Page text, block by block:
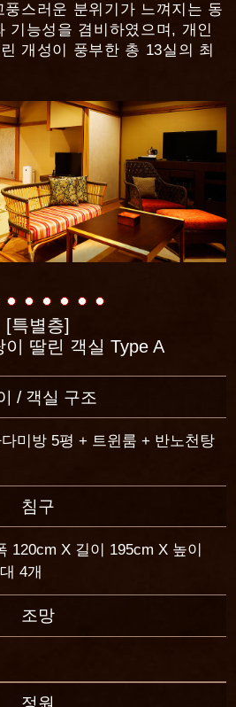
스러운 분위기가 느껴지는 동
기능성을 겸비하였으며, 개인
개성이 풍부한 총 13실의 최
[특별층]
이 딸린 객실 Type A
/ 객실 구조
미방 5평 + 트윈룸 + 반노천탕
침구
120cm X 길이 195cm X 높이
4개
조망
정원
/ 객실 구조
미방 3.8평 + 트윈룸+ 반노천
침구
120cm X 길이 195cm X 높이
2개
조망
정원
/ 객실 구조
스파 거실 + 노천탕 + 목재 테라
침구
120cm X 길이 195cm X 높이
조망
정원
/ 객실 구조
미방 4평 + 트윈룸 + 노천탕
침구
120cm X 길이 195cm X 높이
4개
조망
정원
/ 객실 구조
다다미방 5평 + 트윈룸 + 노천
침구
120cm X 길이 195cm X 높이
4개
조망
정원
/ 객실 구조
+ 다다미방 5평 + 트윈룸 + 노
목재 테라스
침구
120cm X 길이 195cm X 높이
4개
조망
정원
/ 객실 구조
다미방 5평 + 트윈룸 + 노천탕
침구
120cm X 길이 195cm X 높이
4개
조망
정원
/ 객실 구조
다미방 5평 + 트윈룸 + 노천탕
침구
120cm X 길이 195cm X 높이
4개
조망
정원